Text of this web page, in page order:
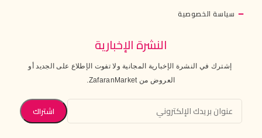
سياسة الخصوصية
النشرة الإخبارية
إشترك في النشرة الإخبارية المجانية ولا تفوت الإطلاع على الجديد أو
العروض من ZafaranMarket.